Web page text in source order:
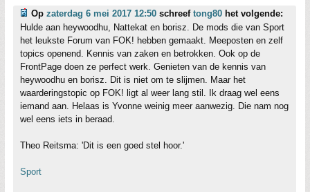
Op zaterdag 6 mei 2017 12:50 schreef tong80 het volgende:
Hulde aan heywoodhu, Nattekat en borisz. De mods die van Sport
het leukste Forum van FOK! hebben gemaakt. Meeposten en zelf
topics openend. Kennis van zaken en betrokken. Ook op de
FrontPage doen ze perfect werk. Genieten van de kennis van
heywoodhu en borisz. Dit is niet om te slijmen. Maar het
waarderingstopic op FOK! ligt al weer lang stil. Ik draag wel eens
iemand aan. Helaas is Yvonne weinig meer aanwezig. Die nam nog
wel eens iets in beraad.
Theo Reitsma: 'Dit is een goed stel hoor.'
Sport